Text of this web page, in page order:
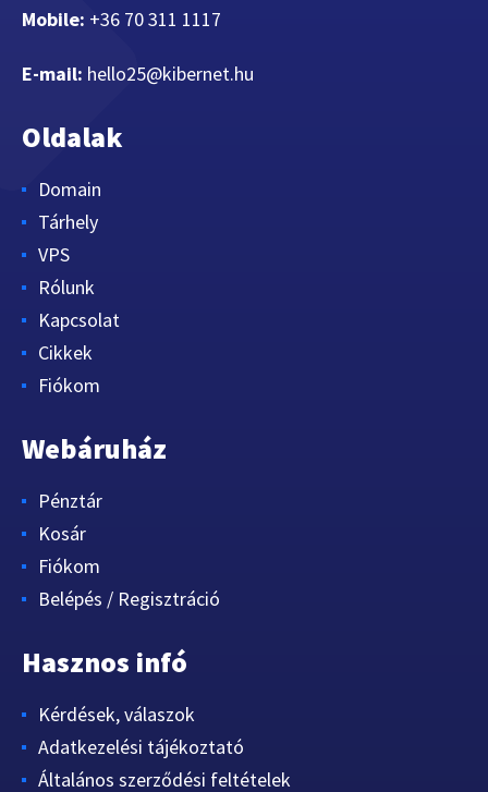
Mobile: +36 70 311 1117
E-mail: hello25@kibernet.hu
Oldalak
Domain
Tárhely
VPS
Rólunk
Kapcsolat
Cikkek
Fiókom
Webáruház
Pénztár
Kosár
Fiókom
Belépés / Regisztráció
Hasznos infó
Kérdések, válaszok
Adatkezelési tájékoztató
Általános szerződési feltételek